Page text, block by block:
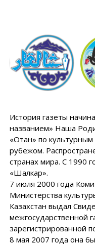
История газеты
названием» Наша
«Отан» по культурным
рубежом.
странах мира. С 1990
«Шалкар».
7 июля 2000 года
Министерства
Казахстан выдал
межгосударственной
зарегистрированной
8 мая 2007 года она